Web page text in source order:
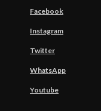
Facebook
Instagram
Twitter
WhatsApp
Youtube